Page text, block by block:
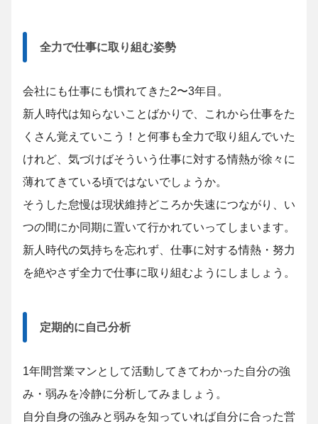
全力で仕事に取り組む姿勢
会社にも仕事にも慣れてきた2〜3年目。
新人時代は知らないことばかりで、これから仕事をた
くさん覚えていこう！と何事も全力で取り組んでいた
けれど、気づけばそういう仕事に対する情熱が徐々に
薄れてきている頃ではないでしょうか。
そうした怠慢は現状維持どころか失速につながり、い
つの間にか同期に置いて行かれていってしまいます。
新人時代の気持ちを忘れず、仕事に対する情熱・努力
を絶やさず全力で仕事に取り組むようにしましょう。
定期的に自己分析
1年間営業マンとして活動してきてわかった自分の強
み・弱みを冷静に分析してみましょう。
自分自身の強みと弱みを知っていれば自分に合った営